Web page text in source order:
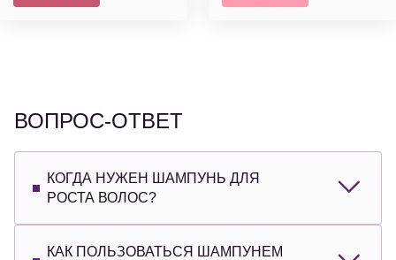
ВОПРОС-ОТВЕТ
КОГДА НУЖЕН ШАМПУНЬ ДЛЯ
РОСТА ВОЛОС?
КАК ПОЛЬЗОВАТЬСЯ ШАМПУНЕМ